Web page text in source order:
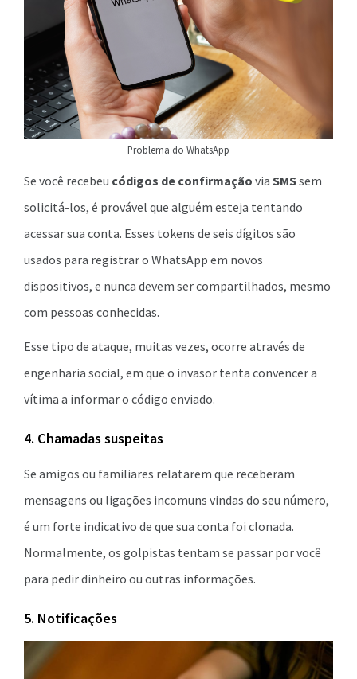
Problema do WhatsApp
Se você recebeu códigos de confirmação via SMSsem
solicitá-los, é provável que alguém esteja tentando
acessar sua conta. Esses tokens de seis dígitos são
usados para registrar o WhatsApp em novos
dispositivos, e nunca devem ser compartilhados, mesmo
com pessoas conhecidas.
Esse tipo de ataque, muitas vezes, ocorre através de
engenharia social, em que o invasor tenta convencer a
vítima a informar o código enviado.
4. Chamadas suspeitas
Se amigos ou familiares relatarem que receberam
mensagens ou ligações incomuns vindas do seu número,
é um forte indicativo de que sua conta foi clonada.
Normalmente, os golpistas tentam se passar por você
para pedir dinheiro ou outras informações.
5. Notificações